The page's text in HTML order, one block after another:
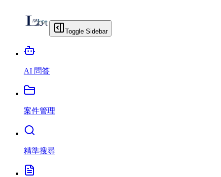
Toggle Sidebar
AI 問答
案件管理
精準搜尋